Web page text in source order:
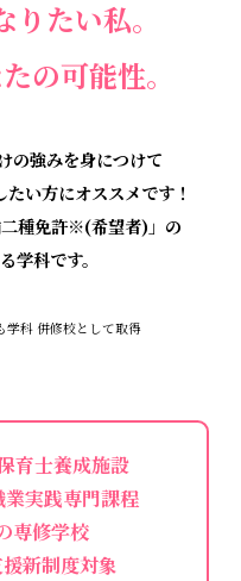
たい私。
の可能性。
の強みを身につけて
い方にオススメです！
二種免許※(希望者)」の
学科です。
科 併修校として取得
育士養成施設
業実践専門課程
専修学校
新制度対象